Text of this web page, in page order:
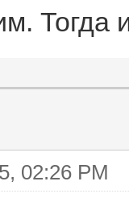
Тогда
02:26 PM